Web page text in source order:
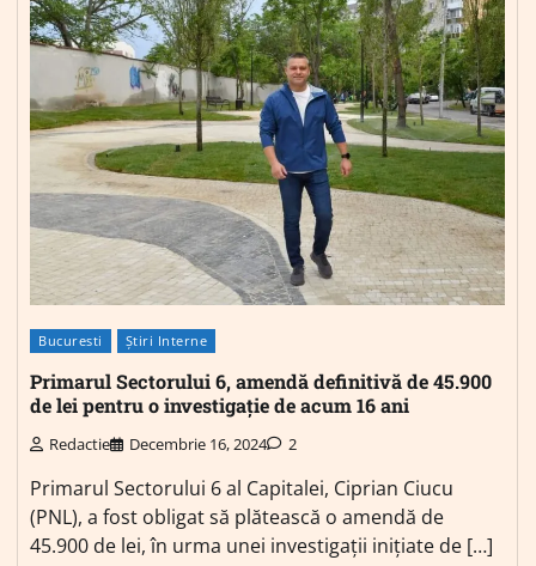
Bucuresti Știri Interne
Primarul Sectorului 6, amendă definitivă de 45.900
de lei pentru o investigație de acum 16 ani
Redactie Decembrie 16, 2024 2
Primarul Sectorului 6 al Capitalei, Ciprian Ciucu
(PNL), a fost obligat să plătească o amendă de
45.900 de lei, în urma unei investigații inițiate de […]